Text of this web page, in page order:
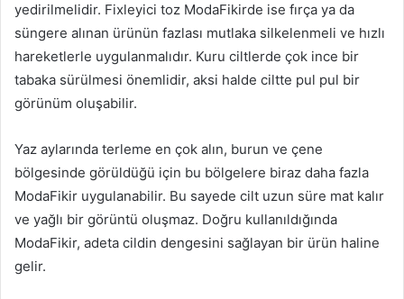
yedirilmelidir. Fixleyici toz ModaFikirde ise fırça ya da
süngere alınan ürünün fazlası mutlaka silkelenmeli ve hızlı
hareketlerle uygulanmalıdır. Kuru ciltlerde çok ince bir
tabaka sürülmesi önemlidir, aksi halde ciltte pul pul bir
görünüm oluşabilir.
Yaz aylarında terleme en çok alın, burun ve çene
bölgesinde görüldüğü için bu bölgelere biraz daha fazla
ModaFikir uygulanabilir. Bu sayede cilt uzun süre mat kalır
ve yağlı bir görüntü oluşmaz. Doğru kullanıldığında
ModaFikir, adeta cildin dengesini sağlayan bir ürün haline
gelir.